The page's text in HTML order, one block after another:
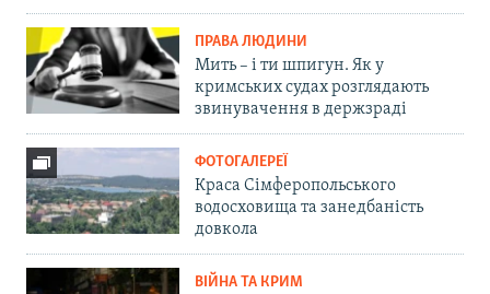
ПРАВА ЛЮДИНИ
Мить – і ти шпигун. Як у
кримських судах розглядають
звинувачення в держзраді
ФОТОГАЛЕРЕЇ
Краса Сімферопольського
водосховища та занедбаність
довкола
ВІЙНА ТА КРИМ